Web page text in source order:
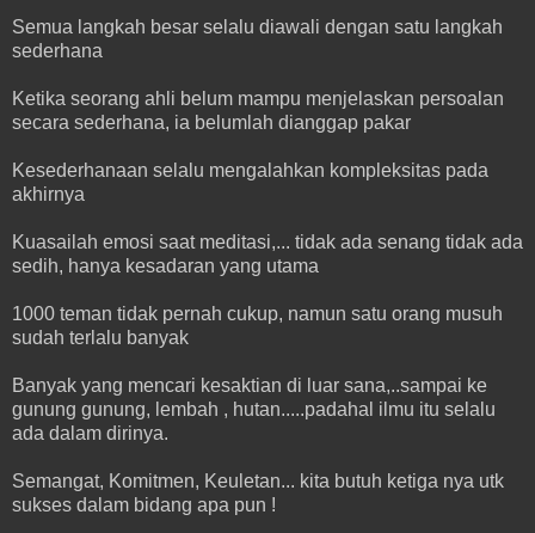
Semua langkah besar selalu diawali dengan satu langkah
sederhana
Ketika seorang ahli belum mampu menjelaskan persoalan
secara sederhana, ia belumlah dianggap pakar
Kesederhanaan selalu mengalahkan kompleksitas pada
akhirnya
Kuasailah emosi saat meditasi,... tidak ada senang tidak ada
sedih, hanya kesadaran yang utama
1000 teman tidak pernah cukup, namun satu orang musuh
sudah terlalu banyak
Banyak yang mencari kesaktian di luar sana,..sampai ke
gunung gunung, lembah , hutan.....padahal ilmu itu selalu
ada dalam dirinya.
Semangat, Komitmen, Keuletan... kita butuh ketiga nya utk
sukses dalam bidang apa pun !